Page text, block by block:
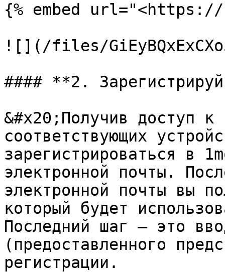
{% embed
![](/files/
#### **2.
&#x20;Получив доступ к
соответствующих
зарегистрироваться в
электронной почты.
электронной почты вы
который будет
Последний шаг — это
(предоставленного
регистрации.